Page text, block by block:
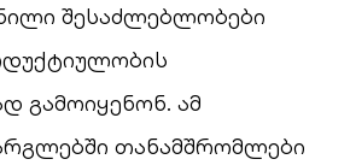
შესაძლებლობები
გამოიყენონ. ამ
თანამშრომლები